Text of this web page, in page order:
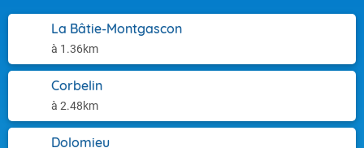
La Bâtie-Montgascon
à 1.36km
Corbelin
à 2.48km
Dolomieu